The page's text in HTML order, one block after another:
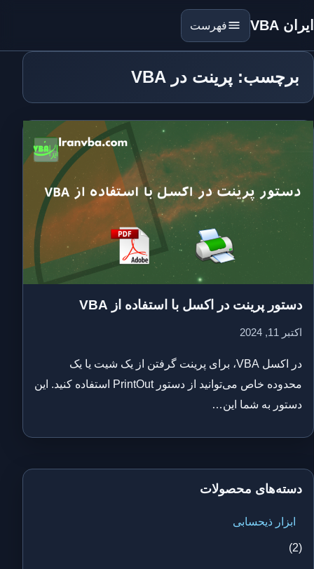
ایران VBA فهرست
برچسب: پرینت در VBA
دستور پرینت در اکسل با استفاده از VBA
اکتبر 11, 2024
در اکسل VBA، برای پرینت گرفتن از یک شیت یا یک
محدوده خاص می‌توانید از دستور PrintOut استفاده کنید. این
دستور به شما این…
دسته‌های محصولات
ابزار ذیحسابی
(2)